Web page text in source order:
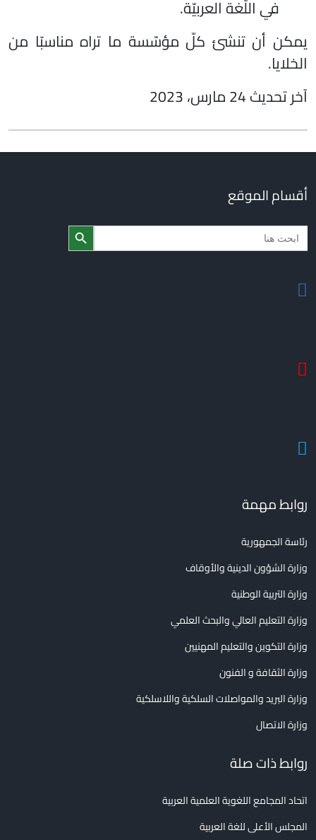
في اللّغة العربيّة.
يمكن أن تنشئ كلّ مؤسّسة ما تراه مناسبًا من
الخلايا.
آخر تحديث 24 مارس، 2023
أقسام الموقع
Search
Search Button
روابط مهمة
رئاسة الجمهورية
وزارة الشؤون الدينية والأوقاف
وزارة التربية الوطنية
وزارة التعليم العالي والبحث العلمي
وزارة التكوين والتعليم المهنيين
وزارة الثقافة و الفنون
وزارة البريد والمواصلات السلكية واللاسلكية
وزارة الاتصال
روابط ذات صلة
اتحاد المجامع اللغوية العلمية العربية
المجلس الأعلى للغة العربية